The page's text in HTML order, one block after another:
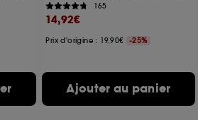
165
14,92€
Prix d'origine : 19,90€ -25%
Ajouter au panier